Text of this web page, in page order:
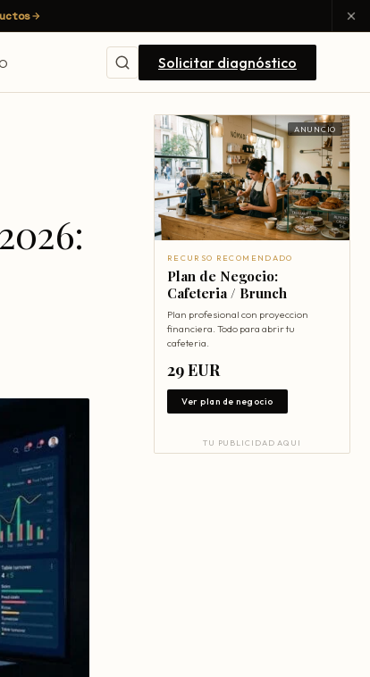
Solicitar diagnóstico
ANUNCIO
RECURSO RECOMENDADO
Plan de Negocio:
Cafeteria / Brunch
Plan profesional con proyeccion
financiera. Todo para abrir tu
cafeteria.
29 EUR
Ver plan de negocio
TU PUBLICIDAD AQUI